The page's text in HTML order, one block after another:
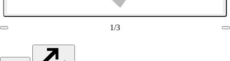
1/3